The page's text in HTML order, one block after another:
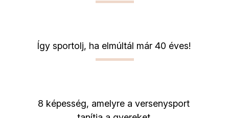
Így sportolj, ha elmúltál már 40 éves!
8 képesség, amelyre a versenysport